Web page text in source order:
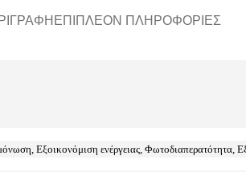
ΕΠΙΠΛΈΟΝ ΠΛΗΡΟΦΟΡΊΕΣ
Εξοικονόμιση ενέργειας, Φωτοδιαπερατότητα,